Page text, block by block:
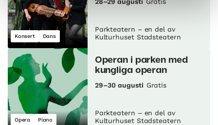
Konsert Dans
Parkteatern – en del av
Kulturhuset Stadsteatern
Opera Piano
Operan i parken med
kungliga operan
29–30 augusti Gratis
Parkteatern – en del av
Kulturhuset Stadsteatern